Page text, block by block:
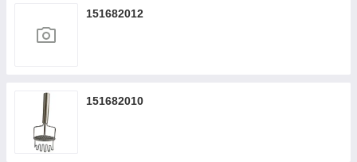
151682012
151682010